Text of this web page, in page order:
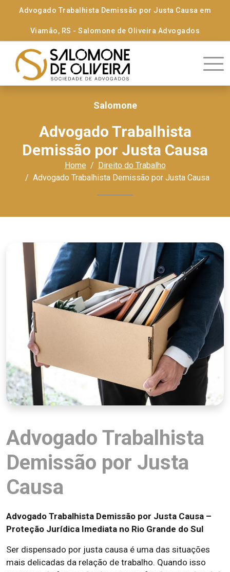
Advogado Trabalhista Demissão por Justa Causa em
Viamão, RS - Salomone de Oliveira Advogados
Salomone
Advogado Trabalhista
Demissão por Justa Causa
Home
Direito do Trabalho
Advogado Trabalhista Demissão por Justa Causa
Advogado Trabalhista
Demissão por Justa
Causa
Advogado Trabalhista Demissão por Justa Causa –
Proteção Jurídica Imediata no Rio Grande do Sul
Ser dispensado por justa causa é uma das situações
mais delicadas da relação de trabalho. Quando isso